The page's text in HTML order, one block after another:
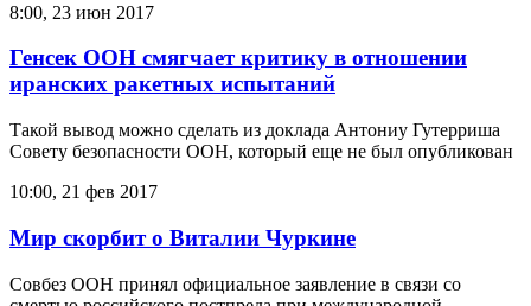
8:00, 23 июн 2017
Генсек ООН смягчает критику в отношении
иранских ракетных испытаний
Такой вывод можно сделать из доклада Антониу Гутерриша
Совету безопасности ООН, который еще не был опубликован
10:00, 21 фев 2017
Мир скорбит о Виталии Чуркине
Совбез ООН принял официальное заявление в связи со